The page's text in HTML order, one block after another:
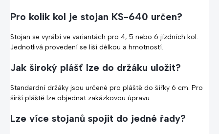
Pro kolik kol je stojan KS-640 určen?
Stojan se vyrábí ve variantách pro 4, 5 nebo 6 jízdních kol.
Jednotlivá provedení se liší délkou a hmotností.
Jak široký plášť lze do držáku uložit?
Standardní držáky jsou určené pro pláště do šířky 6 cm. Pro
širší pláště lze objednat zakázkovou úpravu.
Lze více stojanů spojit do jedné řady?